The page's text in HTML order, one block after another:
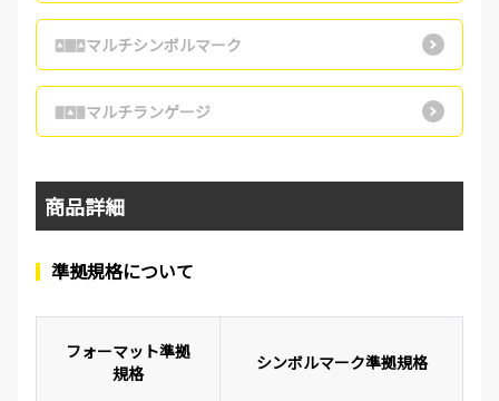
マルチシンボルマーク
マルチランゲージ
商品詳細
準拠規格について
フォーマット準拠
規格
シンボルマーク準拠規格